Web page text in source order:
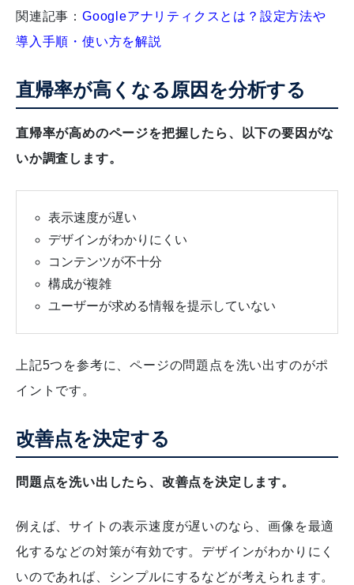
関連記事： Googleアナリティクスとは？設定方法や
導入手順・使い方を解説
直帰率が高くなる原因を分析する
直帰率が高めのページを把握したら、以下の要因がな
いか調査します。
表示速度が遅い
デザインがわかりにくい
コンテンツが不十分
構成が複雑
ユーザーが求める情報を提示していない
上記5つを参考に、ページの問題点を洗い出すのがポ
イントです。
改善点を決定する
問題点を洗い出したら、改善点を決定します。
例えば、サイトの表示速度が遅いのなら、画像を最適
化するなどの対策が有効です。デザインがわかりにく
いのであれば、シンプルにするなどが考えられます。